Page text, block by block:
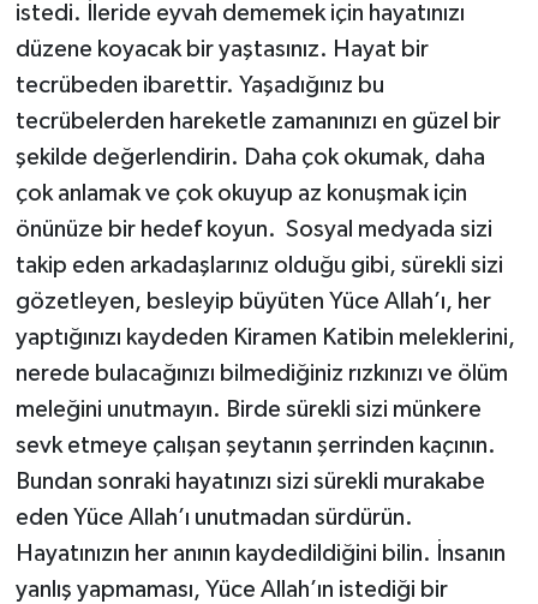
istedi. İleride eyvah dememek için hayatınızı
düzene koyacak bir yaştasınız. Hayat bir
tecrübeden ibarettir. Yaşadığınız bu
tecrübelerden hareketle zamanınızı en güzel bir
şekilde değerlendirin. Daha çok okumak, daha
çok anlamak ve çok okuyup az konuşmak için
önünüze bir hedef koyun. Sosyal medyada sizi
takip eden arkadaşlarınız olduğu gibi, sürekli sizi
gözetleyen, besleyip büyüten Yüce Allah’ı, her
yaptığınızı kaydeden Kiramen Katibin meleklerini,
nerede bulacağınızı bilmediğiniz rızkınızı ve ölüm
meleğini unutmayın. Birde sürekli sizi münkere
sevk etmeye çalışan şeytanın şerrinden kaçının.
Bundan sonraki hayatınızı sizi sürekli murakabe
eden Yüce Allah’ı unutmadan sürdürün.
Hayatınızın her anının kaydedildiğini bilin. İnsanın
yanlış yapmaması, Yüce Allah’ın istediği bir
Erzurum Müftülüğü
Eskişehir Müftülüğü
Gaziantep Müftülüğü
Giresun Müftülüğü
Gümüşhane Müftülüğü
Hakkari Müftülüğü
Iğdır Müftülüğü
Isparta Müftülüğü
İstanbul Müftülüğü